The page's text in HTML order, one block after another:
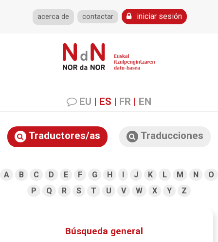
acerca de contactar iniciar sesión
EU | ES | FR | EN
Traductores/as Traducciones
A B C D E F G H I J K L M N
O
P
Q R S T U V W X Y Z
Búsqueda general